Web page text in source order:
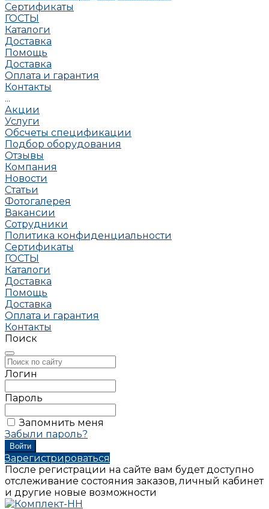
Сертификаты
ГОСТЫ
Каталоги
Доставка
Помощь
Доставка
Оплата и гарантия
Контакты
...
Акции
Услуги
Обсчеты спецификации
Подбор оборудования
Отзывы
Компания
Новости
Статьи
Фотогалерея
Вакансии
Сотрудники
Политика конфиденциальности
Сертификаты
ГОСТЫ
Каталоги
Доставка
Помощь
Доставка
Оплата и гарантия
Контакты
Поиск
Логин
Пароль
Запомнить меня
Забыли пароль?
Зарегистрироваться
После регистрации на сайте вам будет доступно
отслеживание состояния заказов, личный кабинет
и другие новые возможности